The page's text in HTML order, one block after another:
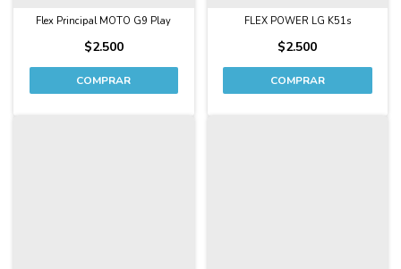
Flex Principal MOTO G9 Play
$2.500
FLEX POWER LG K51s
$2.500